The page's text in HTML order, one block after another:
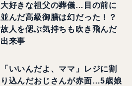
大好きな祖父の葬儀…目の前に
並んだ高級御膳は幻だった！？
故人を偲ぶ気持ちも吹き飛んだ
出来事
「いいんだよ、ママ」レジに割
り込んだおじさんが赤面…5歳娘